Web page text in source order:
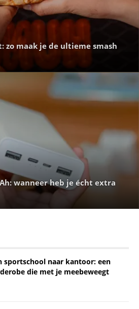
zo maak je de ultieme smash
wanneer heb je écht extra
sportschool naar kantoor: een
die met je meebeweegt